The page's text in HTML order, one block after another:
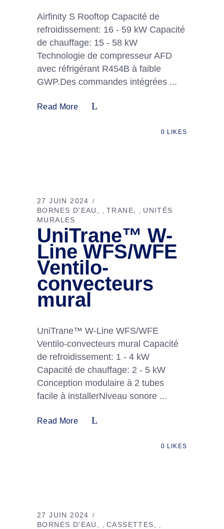
Airfinity S Rooftop Capacité de
refroidissement: 16 - 59 kW Capacité
de chauffage: 15 - 58 kW
Technologie de compresseur AFD
avec réfrigérant R454B à faible
GWP.Des commandes intégrées
Read More
0 LIKES
27 JUIN 2024
BORNES D'EAU
,TRANE
UNITÉS
MURALES
UniTrane™ W-
Line WFS/WFE
Ventilo-
convecteurs
mural
UniTrane™ W-Line WFS/WFE
Ventilo-convecteurs mural Capacité
de refroidissement: 1 - 4 kW
Capacité de chauffage: 2 - 5 kW
Conception modulaire à 2 tubes
facile à installerNiveau sonore
Read More
0 LIKES
27 JUIN 2024
BORNES D'EAU
,CASSETTES